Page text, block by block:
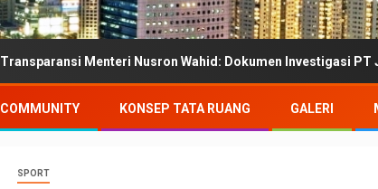
Nusron Wahid: Dokumen Investigasi PT Jaya Real
COMMUNITY KONSEP TATA RUANG GALERI
SPORT